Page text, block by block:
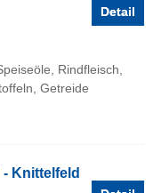
Detail
Rindfleisch,
Getreide
Knittelfeld